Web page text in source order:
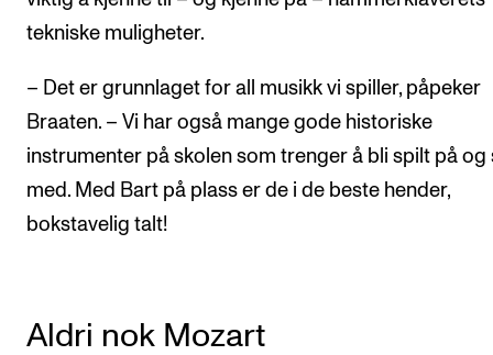
tekniske muligheter.
– Det er grunnlaget for all musikk vi spiller, påpeker
Braaten. – Vi har også mange gode historiske
instrumenter på skolen som trenger å bli spilt på og
med. Med Bart på plass er de i de beste hender,
bokstavelig talt!
Aldri nok Mozart